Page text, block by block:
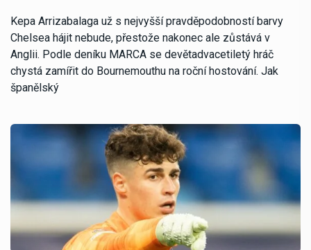
Kepa Arrizabalaga už s nejvyšší pravděpodobností barvy
Chelsea hájit nebude, přestože nakonec ale zůstává v
Anglii. Podle deníku MARCA se devětadvacetiletý hráč
chystá zamířit do Bournemouthu na roční hostování. Jak
španělský